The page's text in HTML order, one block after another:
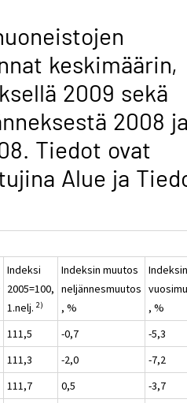
keskimäärin,
2009 sekä
2008
Tiedot ovat
Alue ja
Indeksi
2005=100,
1.nelj.2)
Indeksin muutos
neljännesmuutos
, %
Indeksin
, %
111,5 -0,7 -5,3
111,3 -2,0 -7,2
111,7 0,5 -3,7